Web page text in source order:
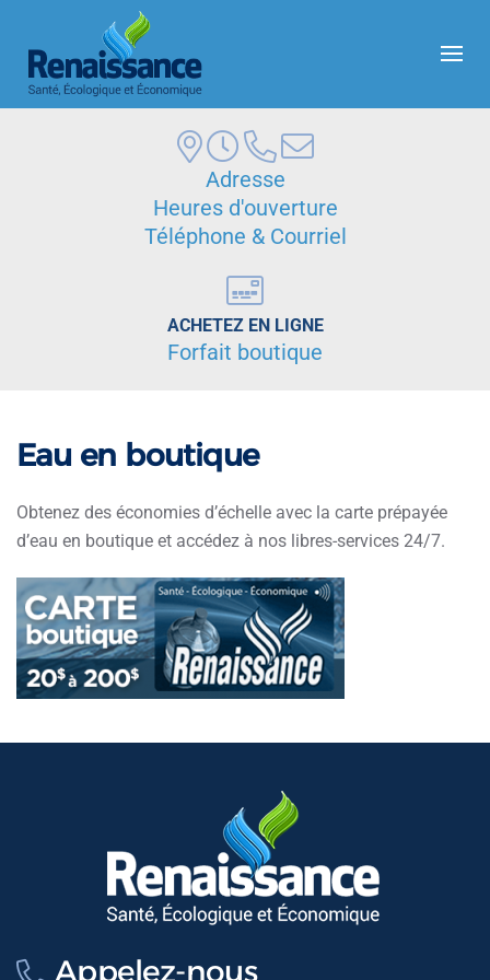
Skip to main content
Adresse
Heures d'ouverture
Téléphone & Courriel
ACHETEZ EN LIGNE
Forfait boutique
Eau en boutique
Obtenez des économies d’échelle avec la carte prépayée
d’eau en boutique et accédez à nos libres-services 24/7.
Appelez-nous